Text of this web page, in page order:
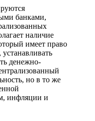
банками,
наличие
имеет право
денежно-
но в то же
инфляции и